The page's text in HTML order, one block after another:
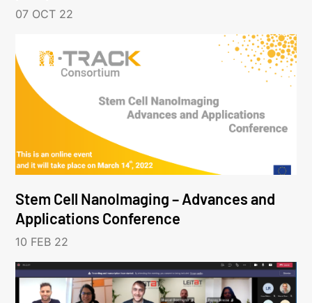
07 OCT 22
Stem Cell NanoImaging – Advances and
Applications Conference
10 FEB 22